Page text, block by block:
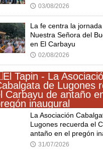
🕔 03/08/2026
La fe centra la
Nuestra Señora del
en El Carbayu
🕔 02/08/2026
La Asociación
Lugones recuerda el
antaño en el pregón
🕔 31/07/2026